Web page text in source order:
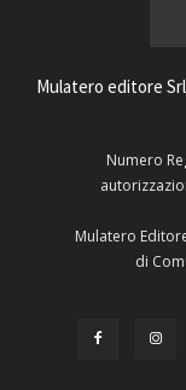
Mulatero editore Srl
Numero
Mulatero
di